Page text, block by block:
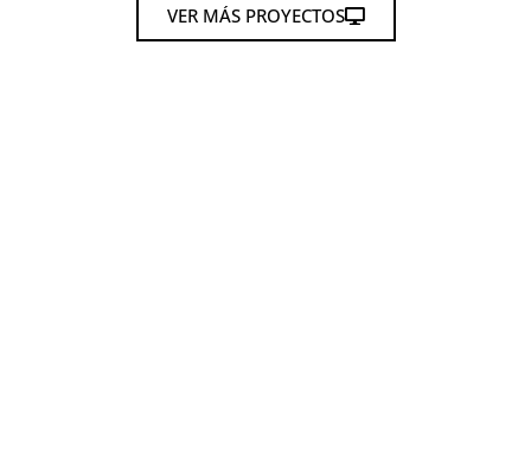
VER MÁS PROYECTOS